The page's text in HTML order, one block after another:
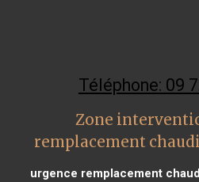
Téléphone: 09
Zone
remplacement
urgence remplacement